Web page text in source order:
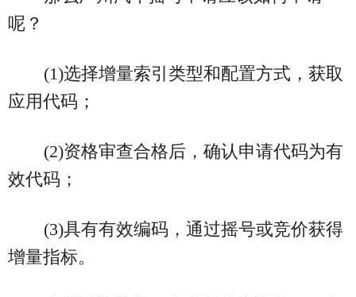
呢？
(1)选择增量索引类型和配置方式，获取
应用代码；
(2)资格审查合格后，确认申请代码为有
效代码；
(3)具有有效编码，通过摇号或竞价获得
增量指标。